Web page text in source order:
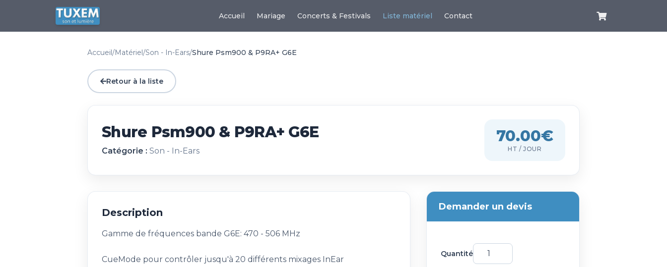
Accueil Mariage Concerts & Festivals Liste matériel Contact
Accueil/Matériel/Son - In-Ears/Shure Psm900 & P9RA+ G6E
Retour à la liste
Shure Psm900 & P9RA+ G6E
Catégorie : Son - In-Ears
70.00€
HT / JOUR
Description
Gamme de fréquences bande G6E: 470 - 506 MHz
CueMode pour contrôler jusqu'à 20 différents mixages InEar
Demander un devis
Quantité